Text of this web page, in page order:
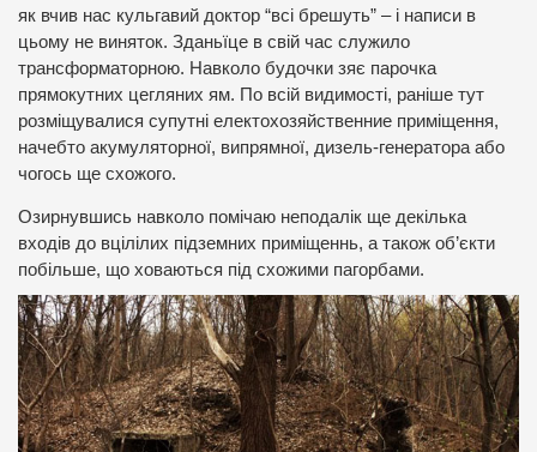
як вчив нас кульгавий доктор “всі брешуть” – і написи в
цьому не виняток. Зданьїце в свій час служило
трансформаторною. Навколо будочки зяє парочка
прямокутних цегляних ям. По всій видимості, раніше тут
розміщувалися супутні електохозяйственние приміщення,
начебто акумуляторної, випрямної, дизель-генератора або
чогось ще схожого.
Озирнувшись навколо помічаю неподалік ще декілька
входів до вцілілих підземних приміщеннь, а також об’єкти
побільше, що ховаються під схожими пагорбами.